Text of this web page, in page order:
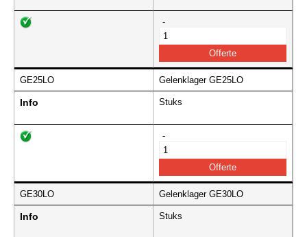
-
GE25LO Gelenklager GE25LO
Info Stuks
-
GE30LO Gelenklager GE30LO
Info Stuks